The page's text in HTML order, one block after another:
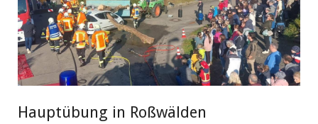
Hauptübung in Roßwälden